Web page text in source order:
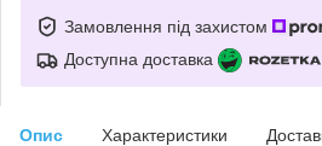
Замовлення під захистом
Доступна доставка
Опис Характеристики